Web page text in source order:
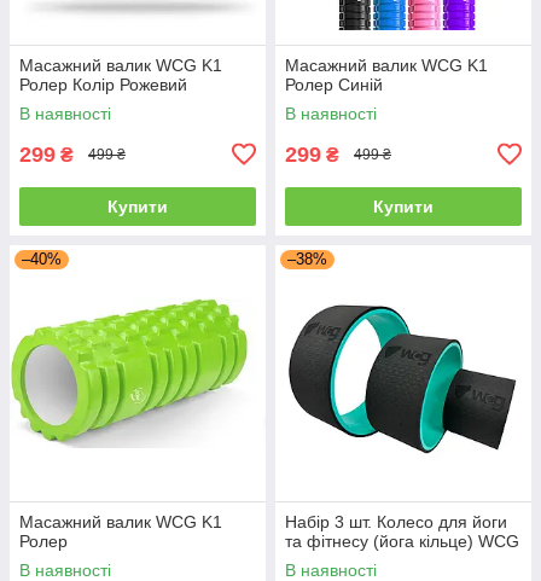
Масажний валик WCG K1
Ролер Колір Рожевий
В наявності
299 ₴ 499 ₴
Купити
Масажний валик WCG K1
Ролер Синій
В наявності
299 ₴ 499 ₴
Купити
–40%
Масажний валик WCG K1
Ролер
В наявності
–38%
Набір 3 шт. Колесо для йоги
та фітнесу (йога кільце) WCG
В наявності